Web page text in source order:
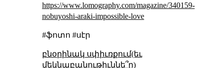
https://www.lomography.com/magazine/340159-
nobuyoshi-araki-impossible-love
#ֆոտո #սէր
բնօրինակ սփիւռքում(եւ
մեկնաբանութիւննե՞ր)